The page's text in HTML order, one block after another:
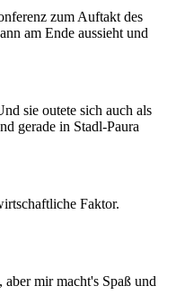
zum Auftakt des
am Ende aussieht und
sie outete sich auch als
gerade in Stadl-Paura
Faktor.
mir macht's Spaß und